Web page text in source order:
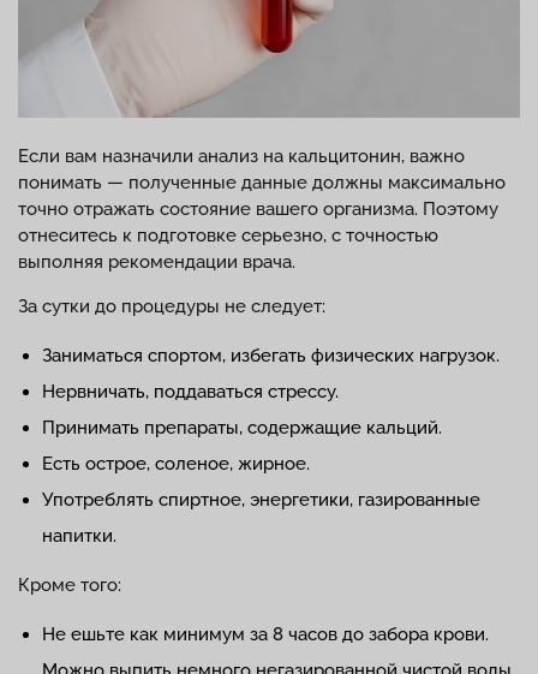
Если вам назначили анализ на кальцитонин, важно
понимать — полученные данные должны максимально
точно отражать состояние вашего организма. Поэтому
отнеситесь к подготовке серьезно, с точностью
выполняя рекомендации врача.
За сутки до процедуры не следует:
Заниматься спортом, избегать физических нагрузок.
Нервничать, поддаваться стрессу.
Принимать препараты, содержащие кальций.
Есть острое, соленое, жирное.
Употреблять спиртное, энергетики, газированные
напитки.
Кроме того:
Не ешьте как минимум за 8 часов до забора крови.